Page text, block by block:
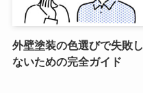
外壁塗装の色選びで失敗し
ないための完全ガイド